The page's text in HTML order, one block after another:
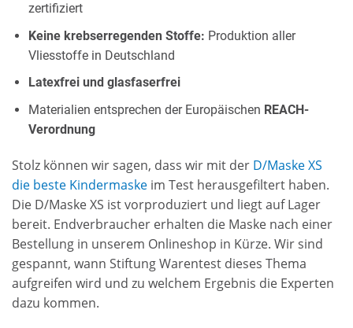
zertifiziert
Keine krebserregenden Stoffe: Produktion aller
Vliesstoffe in Deutschland
Latexfrei und glasfaserfrei
Materialien entsprechen der Europäischen REACH-
Verordnung
Stolz können wir sagen, dass wir mit der D/Maske XS
die beste Kindermaske im Test herausgefiltert haben.
Die D/Maske XS ist vorproduziert und liegt auf Lager
bereit. Endverbraucher erhalten die Maske nach einer
Bestellung in unserem Onlineshop in Kürze. Wir sind
gespannt, wann Stiftung Warentest dieses Thema
aufgreifen wird und zu welchem Ergebnis die Experten
dazu kommen.